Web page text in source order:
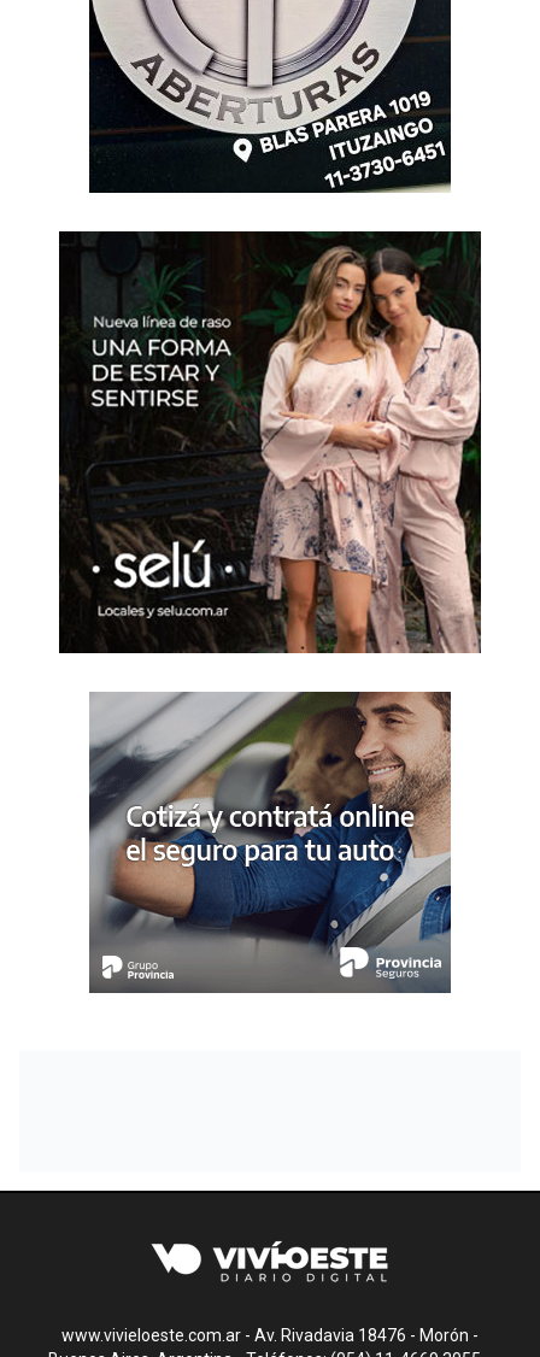
www.vivieloeste.com.ar - Av. Rivadavia 18476 - Morón -